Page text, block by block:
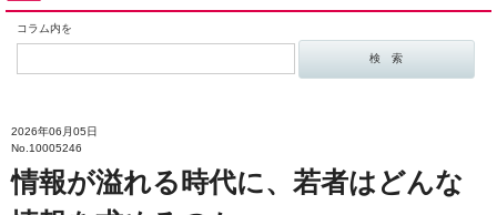
コラム内を
2026年06月05日
No.10005246
情報が溢れる時代に、若者はどんな